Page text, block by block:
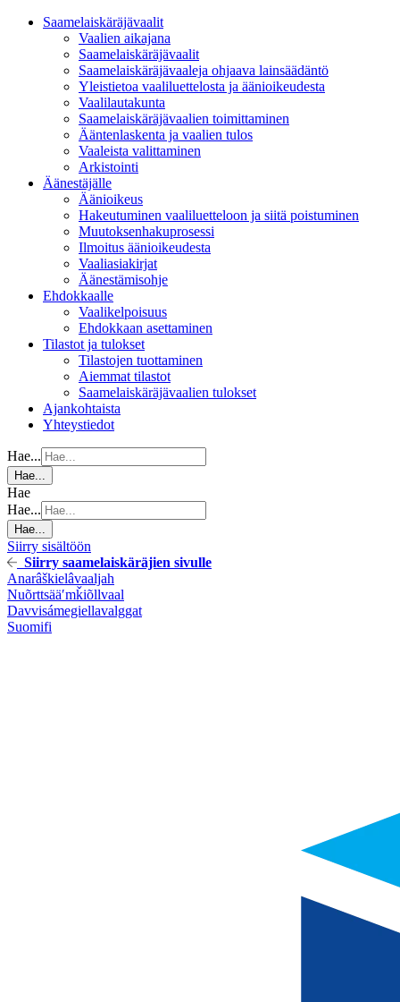
Saamelaiskäräjävaalit
Vaalien aikajana
Saamelaiskäräjävaalit
Saamelaiskäräjävaaleja ohjaava lainsäädäntö
Yleistietoa vaaliluettelosta ja äänioikeudesta
Vaalilautakunta
Saamelaiskäräjävaalien toimittaminen
Ääntenlaskenta ja vaalien tulos
Vaaleista valittaminen
Arkistointi
Äänestäjälle
Äänioikeus
Hakeutuminen vaaliluetteloon ja siitä poistuminen
Muutoksenhakuprosessi
Ilmoitus äänioikeudesta
Vaaliasiakirjat
Äänestämisohje
Ehdokkaalle
Vaalikelpoisuus
Ehdokkaan asettaminen
Tilastot ja tulokset
Tilastojen tuottaminen
Aiemmat tilastot
Saamelaiskäräjävaalien tulokset
Ajankohtaista
Yhteystiedot
Hae...
Hae...
Hae
Hae...
Hae...
Siirry sisältöön
Siirry saamelaiskäräjien sivulle
Anarâškielâvaaljah
Nuõrttsääʹmǩiõllvaal
Davvisámegiellavalggat
Suomifi